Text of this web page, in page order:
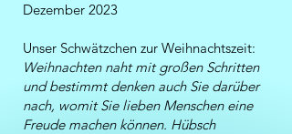
Dezember 2023
Unser Schwätzchen zur Weihnachtszeit:
Weihnachten naht mit großen Schritten
und bestimmt denken auch Sie darüber
nach, womit Sie lieben Menschen eine
Freude machen können. Hübsch